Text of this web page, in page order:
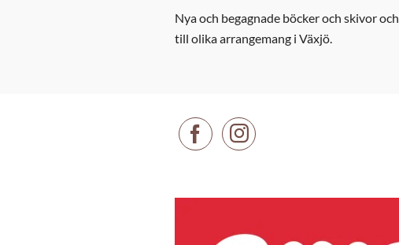
Nya och begagnade böcker och skivor
till olika arrangemang i Växjö.